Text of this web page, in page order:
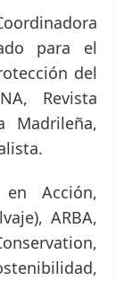
para el
del
Revista
Madrileña,
en Acción,
ARBA,